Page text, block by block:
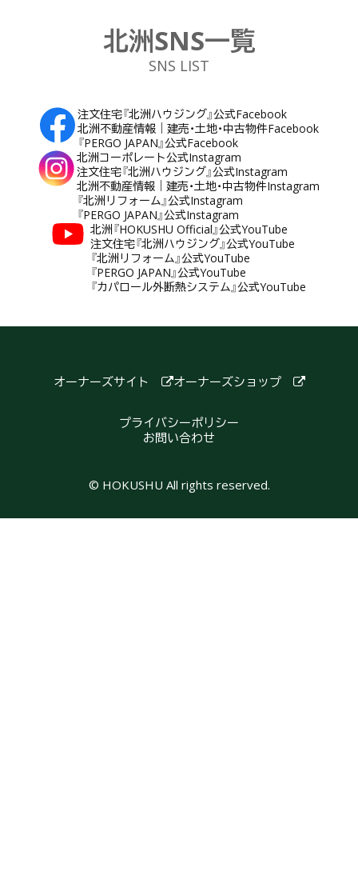
北洲SNS一覧
SNS LIST
注文住宅『北洲ハウジング』公式Facebook
北洲不動産情報｜建売・土地・中古物件Facebook
『PERGO JAPAN』公式Facebook
北洲コーポレート公式Instagram
注文住宅『北洲ハウジング』公式Instagram
北洲不動産情報｜建売・土地・中古物件Instagram
『北洲リフォーム』公式Instagram
『PERGO JAPAN』公式Instagram
北洲『HOKUSHU Official』公式YouTube
注文住宅『北洲ハウジング』公式YouTube
『北洲リフォーム』公式YouTube
『PERGO JAPAN』公式YouTube
『カパロール外断熱システム』公式YouTube
オーナーズサイト オーナーズショップ
プライバシーポリシー
お問い合わせ
© HOKUSHU All rights reserved.